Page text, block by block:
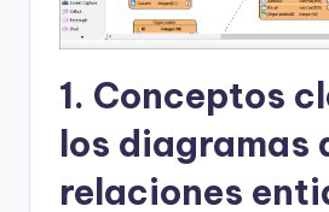
si
1. Conceptos
los diagramas
relaciones